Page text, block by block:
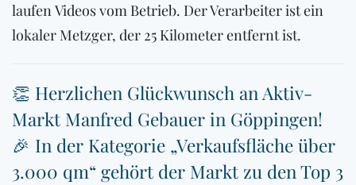
laufen Videos vom Betrieb. Der Verarbeiter ist ein
lokaler Metzger, der 25 Kilometer entfernt ist.
👏 Herzlichen Glückwunsch an Aktiv-
Markt Manfred Gebauer in Göppingen!
🎉 In der Kategorie „Verkaufsfläche über
3.000 qm“ gehört der Markt zu den Top 3